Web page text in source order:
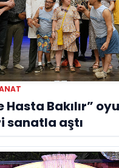
Bakılır”
sanatla aştı